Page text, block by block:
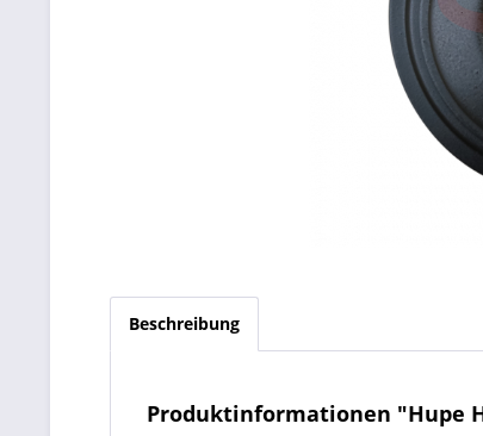
Beschreibung
Produktinformationen "Hupe